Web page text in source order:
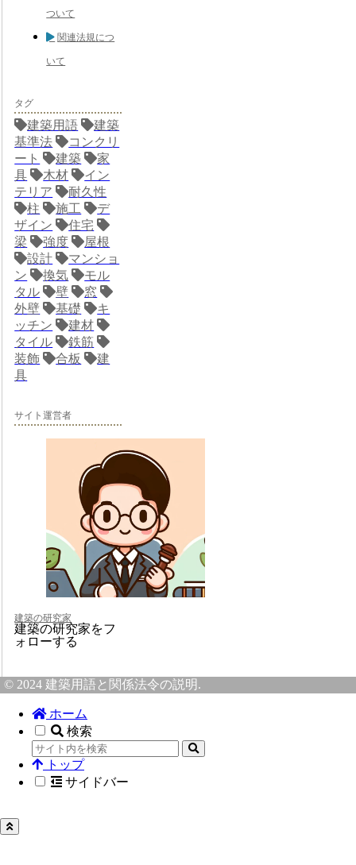
ついて
関連法規につ
いて
タグ
建築用語
建築
基準法
コンクリ
ート
建築
家
具
木材
イン
テリア
耐久性
柱
施工
デ
ザイン
住宅
梁
強度
屋根
設計
マンショ
ン
換気
モル
タル
壁
窓
外壁
基礎
キ
ッチン
建材
タイル
鉄筋
装飾
合板
建
具
サイト運営者
建築の研究家
建築の研究家をフ
ォローする
© 2024 建築用語と関係法令の説明.
ホーム
検索
トップ
サイドバー